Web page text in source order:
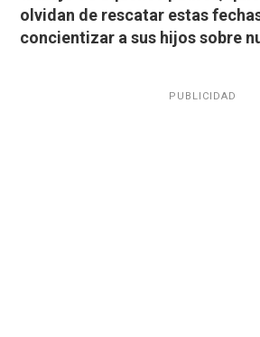
olvidan de rescatar estas
concientizar a sus hijos sobre
PUBLICIDAD